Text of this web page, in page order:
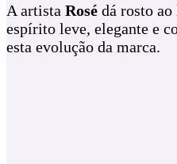
A artista Rosé dá rosto
espírito leve, elegante e
esta evolução da marca.